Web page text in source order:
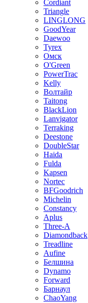
Cordiant
Triangle
LINGLONG
GoodYear
Daewoo
Tyrex
Омск
O'Green
PowerTrac
Kelly
Волтайр
Taitong
BlackLion
Lanvigator
Terraking
Deestone
DoubleStar
Haida
Fulda
Kapsen
Nortec
BFGoodrich
Michelin
Constancy
Aplus
Three-A
Diamondback
Treadline
Aufine
Белшина
Dynamo
Forward
Барнаул
ChaoYang